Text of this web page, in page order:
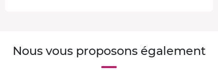
Nous vous proposons également